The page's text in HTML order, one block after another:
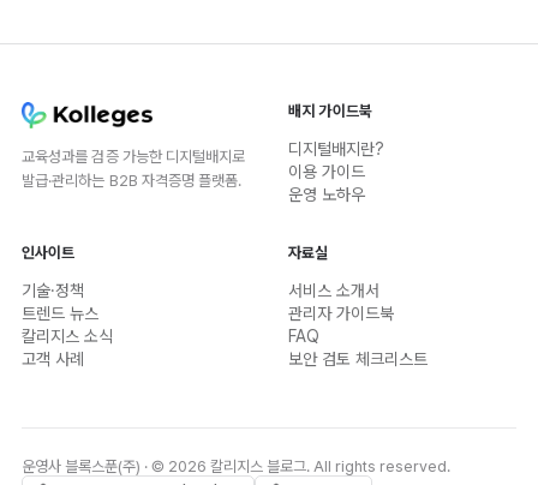
교육성과를 검증 가능한 디지털배지로
발급·관리하는 B2B 자격증명 플랫폼.
배지 가이드북
디지털배지란?
이용 가이드
운영 노하우
인사이트
기술·정책
트렌드 뉴스
칼리지스 소식
고객 사례
자료실
서비스 소개서
관리자 가이드북
FAQ
보안 검토 체크리스트
운영사 블록스푼(주) · © 2026 칼리지스 블로그. All rights reserved.